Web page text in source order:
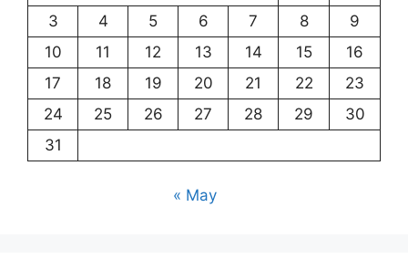
3
4 5 6 7 8
9
10
11 12 13 14 15
16
17
18 19 20 21 22
23
24
25 26 27 28 29
30
31
« May